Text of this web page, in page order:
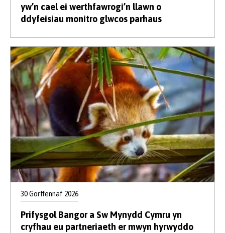
yw’n cael ei werthfawrogi’n llawn o
ddyfeisiau monitro glwcos parhaus
30 Gorffennaf 2026
Prifysgol Bangor a Sw Mynydd Cymru yn
cryfhau eu partneriaeth er mwyn hyrwyddo